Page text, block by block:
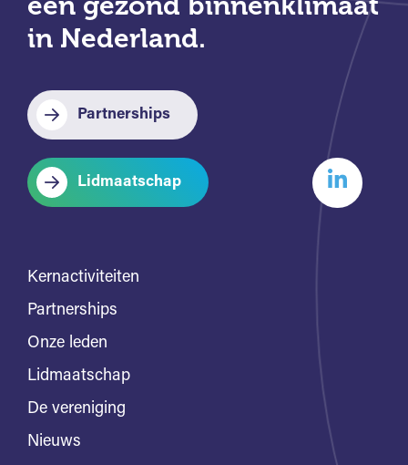
in Nederland.
Partnerships
Lidmaatschap
Kernactiviteiten
Partnerships
Onze leden
Lidmaatschap
De vereniging
Nieuws